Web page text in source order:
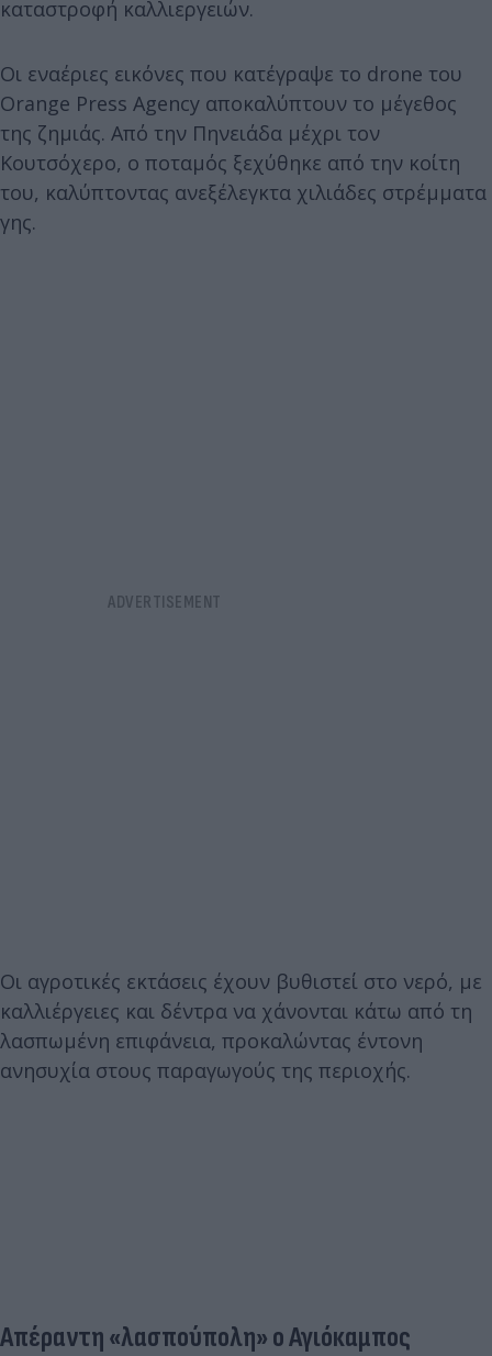
καταστροφή καλλιεργειών.
Οι εναέριες εικόνες που κατέγραψε το drone του
Orange Press Agency αποκαλύπτουν το μέγεθος
της ζημιάς. Από την Πηνειάδα μέχρι τον
Κουτσόχερο, ο ποταμός ξεχύθηκε από την κοίτη
του, καλύπτοντας ανεξέλεγκτα χιλιάδες στρέμματα
γης.
Οι αγροτικές εκτάσεις έχουν βυθιστεί στο νερό, με
καλλιέργειες και δέντρα να χάνονται κάτω από τη
λασπωμένη επιφάνεια, προκαλώντας έντονη
ανησυχία στους παραγωγούς της περιοχής.
Απέραντη «λασπούπολη» ο Αγιόκαμπος